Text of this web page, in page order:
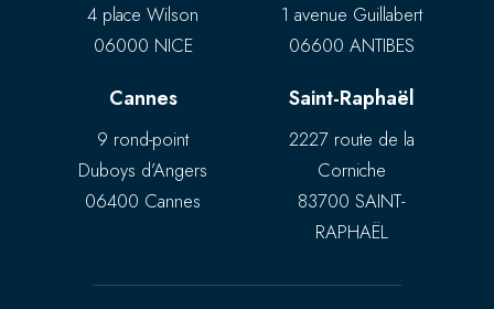
4 place Wilson
06000 NICE
1 avenue Guillabert
06600 ANTIBES
Cannes
9 rond-point
Duboys d’Angers
06400 Cannes
Saint-Raphaël
2227 route de la
Corniche
83700 SAINT-
RAPHAËL